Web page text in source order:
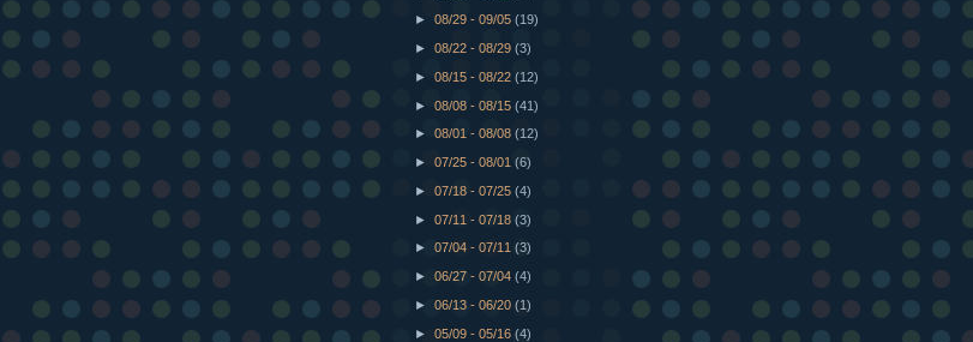
►08/29 - 09/05(19)
►08/22 - 08/29(3)
►08/15 - 08/22(12)
►08/08 - 08/15(41)
►08/01 - 08/08(12)
►07/25 - 08/01(6)
►07/18 - 07/25(4)
►07/11 - 07/18(3)
►07/04 - 07/11(3)
►06/27 - 07/04(4)
►06/13 - 06/20(1)
►05/09 - 05/16(4)